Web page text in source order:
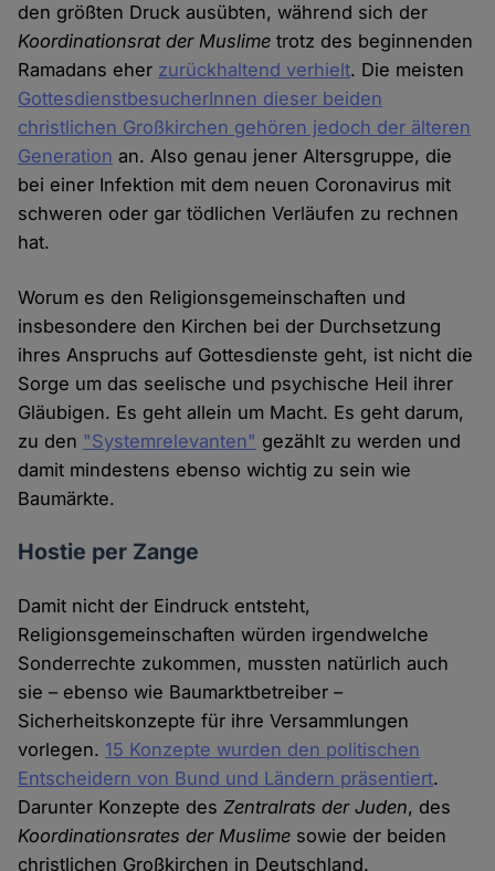
den größten Druck ausübten, während sich der
Koordinationsrat der Muslimetrotz des beginnenden
Ramadans eher zurückhaltend verhielt. Die meisten
GottesdienstbesucherInnen dieser beiden
christlichen Großkirchen gehören jedoch der älteren
Generation an. Also genau jener Altersgruppe, die
bei einer Infektion mit dem neuen Coronavirus mit
schweren oder gar tödlichen Verläufen zu rechnen
hat.
Worum es den Religionsgemeinschaften und
insbesondere den Kirchen bei der Durchsetzung
ihres Anspruchs auf Gottesdienste geht, ist nicht die
Sorge um das seelische und psychische Heil ihrer
Gläubigen. Es geht allein um Macht. Es geht darum,
zu den "Systemrelevanten" gezählt zu werden und
damit mindestens ebenso wichtig zu sein wie
Baumärkte.
Hostie per Zange
Damit nicht der Eindruck entsteht,
Religionsgemeinschaften würden irgendwelche
Sonderrechte zukommen, mussten natürlich auch
sie – ebenso wie Baumarktbetreiber –
Sicherheitskonzepte für ihre Versammlungen
vorlegen. 15 Konzepte wurden den politischen
Entscheidern von Bund und Ländern präsentiert.
Darunter Konzepte desZentralrats der Juden, des
Koordinationsrates der Muslime sowie der beiden
christlichen Großkirchen in Deutschland.